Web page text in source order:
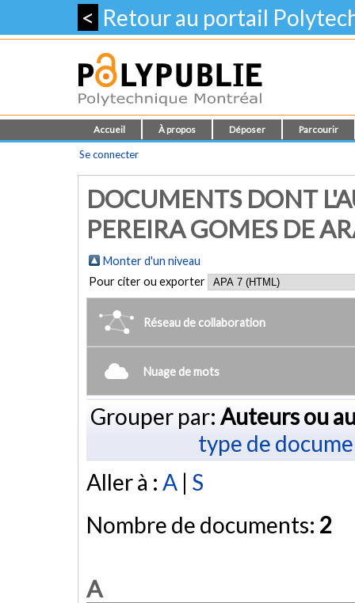
< Retour au portail
Accueil À propos Déposer Parcourir
Se connecter
DOCUMENTS DONT
PEREIRA GOMES DE
Monter d'un niveau
Pour citer ou exporter
Réseau de collaboration
Nuage de mots
Grouper par: Auteurs ou
type de
Aller à : A | S
Nombre de documents: 2
A